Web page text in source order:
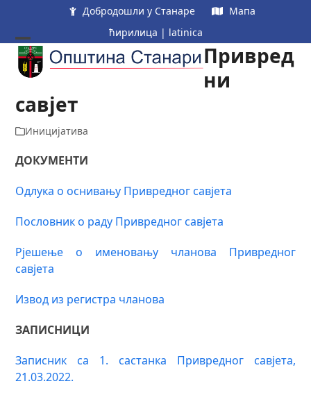
content
Добродошли у Станаре
Мапа
ћирилица | latinica
Open
mobile
menu
Close
mobile
menu
Привред
ни
савјет
Иницијатива
ДОКУМЕНТИ
Одлука о оснивању Привредног савјета
Пословник о раду Привредног савјета
Рјешење о именовању чланова Привредног
савјета
Извод из регистра чланова
ЗАПИСНИЦИ
Записник са 1. састанка Привредног савјета,
21.03.2022.